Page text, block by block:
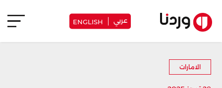
عربي ENGLISH
الامارات